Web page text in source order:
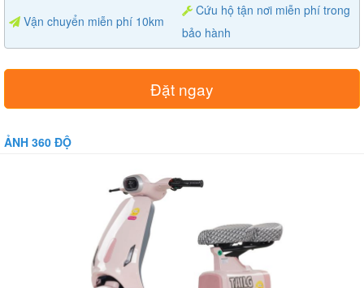
Vận chuyển miễn phí 10km
Cứu hộ tận nơi miễn phí trong
bảo hành
Đặt ngay
ẢNH 360 ĐỘ